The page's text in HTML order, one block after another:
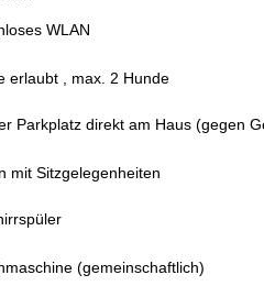
WLAN
erlaubt , max. 2 Hunde
Parkplatz direkt am Haus (gegen
mit Sitzgelegenheiten
(gemeinschaftlich)